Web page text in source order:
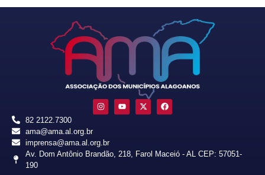
82 2122.7300
ama@ama.al.org.br
imprensa@ama.al.org.br
Av. Dom Antônio Brandão, 218, Farol Maceió - AL CEP: 57051-
190